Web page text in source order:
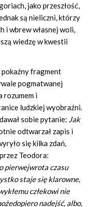
jako przeszłość,
są nieliczni, którzy
i wbrew własnej woli,
wiedzę w kwestii
pokaźny fragment
pogmatwanej
rozumem i
ludzkiej wyobraźni.
sobie pytanie: Jak
odtwarzał zapis i
się kilka zdań,
Teodora:
pierwejwrota czasu
staje się klarowne,
człekowi nie
nadejść, albo,